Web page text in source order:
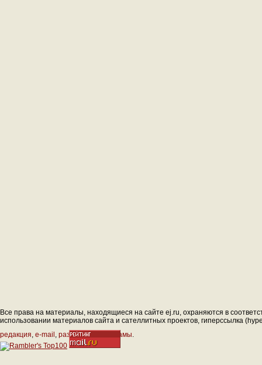
Все права на материалы, находящиеся на сайте ej.ru, охраняются в
использовании материалов сайта и сателлитных проектов, гиперссылка
редакция, e-mail , размещение рекламы.